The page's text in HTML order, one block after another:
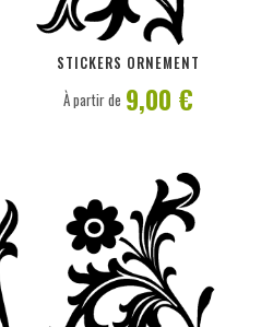
STICKERS ORNEMENT
PERSONNALISER
À partir de 9,00 €